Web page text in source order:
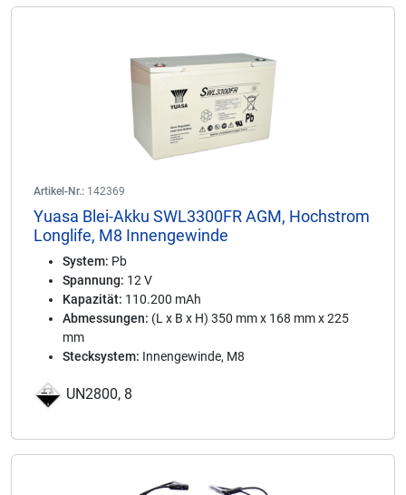
Artikel-Nr.: 142369
Yuasa Blei-Akku SWL3300FR AGM, Hochstrom
Longlife, M8 Innengewinde
System: Pb
Spannung: 12 V
Kapazität: 110.200 mAh
Abmessungen: (L x B x H) 350 mm x 168 mm x 225
mm
Stecksystem: Innengewinde, M8
UN2800, 8